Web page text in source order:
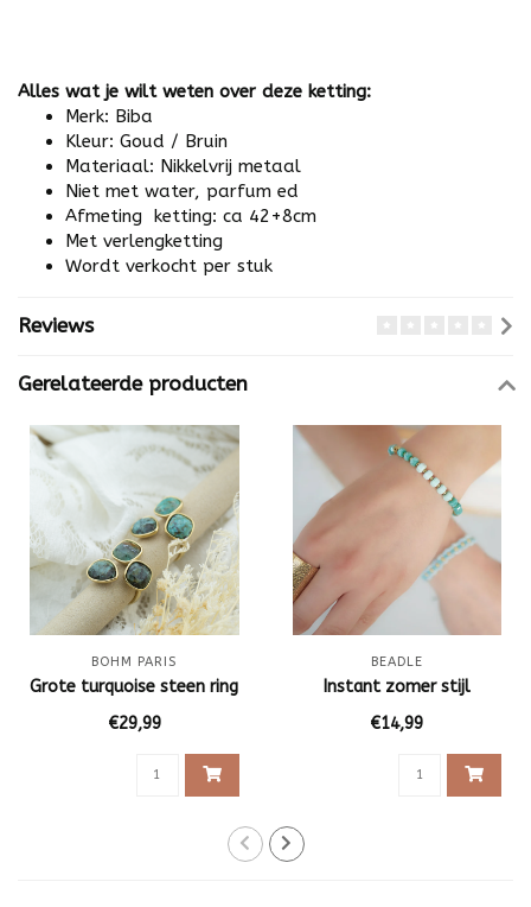
Alles wat je wilt weten over deze ketting:
Merk: Biba
Kleur: Goud / Bruin
Materiaal: Nikkelvrij metaal
Niet met water, parfum ed
Afmeting ketting: ca 42+8cm
Met verlengketting
Wordt verkocht per stuk
Reviews
Gerelateerde producten
BOHM PARIS
Grote turquoise steen ring
€29,99
BEADLE
Instant zomer stijl
€14,99